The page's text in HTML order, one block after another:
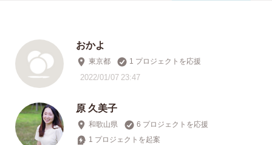
おかよ
東京都 1 プロジェクトを応援
2022/01/07 23:47
原 久美子
和歌山県
6 プロジェクトを応援
1 プロジェクトを起案